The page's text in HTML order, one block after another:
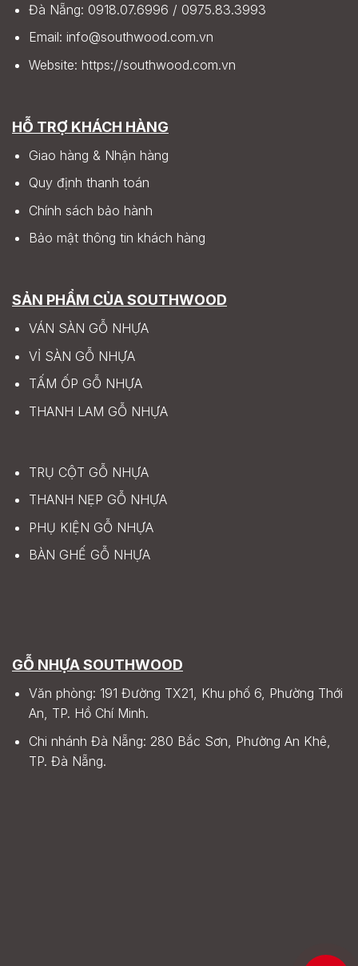
Đà Nẵng: 0918.07.6996 / 0975.83.3993
Email: info@southwood.com.vn
Website: https://southwood.com.vn
HỖ TRỢ KHÁCH HÀNG
Giao hàng & Nhận hàng
Quy định thanh toán
Chính sách bảo hành
Bảo mật thông tin khách hàng
SẢN PHẨM CỦA SOUTHWOOD
VÁN SÀN GỖ NHỰA
VỈ SÀN GỖ NHỰA
TẤM ỐP GỖ NHỰA
THANH LAM GỖ NHỰA
TRỤ CỘT GỖ NHỰA
THANH NẸP GỖ NHỰA
PHỤ KIỆN GỖ NHỰA
BÀN GHẾ GỖ NHỰA
GỖ NHỰA SOUTHWOOD
Văn phòng: 191 Đường TX21, Khu phố 6, Phường Thới
An, TP. Hồ Chí Minh.
Chi nhánh Đà Nẵng: 280 Bắc Sơn, Phường An Khê,
TP. Đà Nẵng.